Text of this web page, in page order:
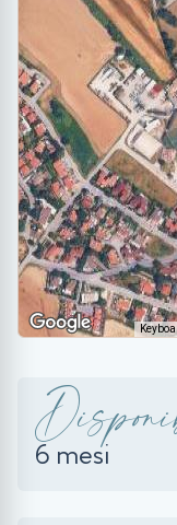
6 mesi